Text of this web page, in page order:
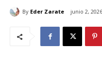
By Eder Zarate junio 2, 2026